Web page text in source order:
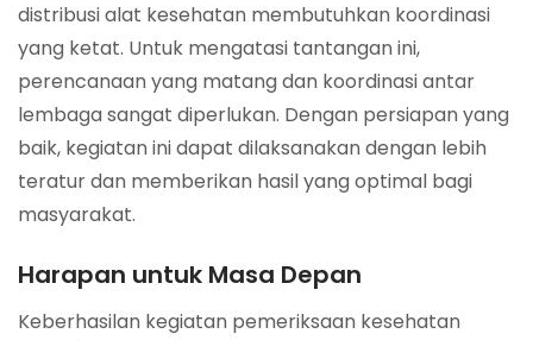
distribusi alat kesehatan membutuhkan koordinasi
yang ketat. Untuk mengatasi tantangan ini,
perencanaan yang matang dan koordinasi antar
lembaga sangat diperlukan. Dengan persiapan yang
baik, kegiatan ini dapat dilaksanakan dengan lebih
teratur dan memberikan hasil yang optimal bagi
masyarakat.
Harapan untuk Masa Depan
Keberhasilan kegiatan pemeriksaan kesehatan